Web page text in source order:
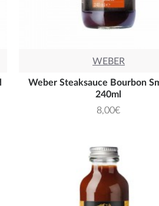
WEBER
Weber Steaksauce Bourbon
240ml
8,00€